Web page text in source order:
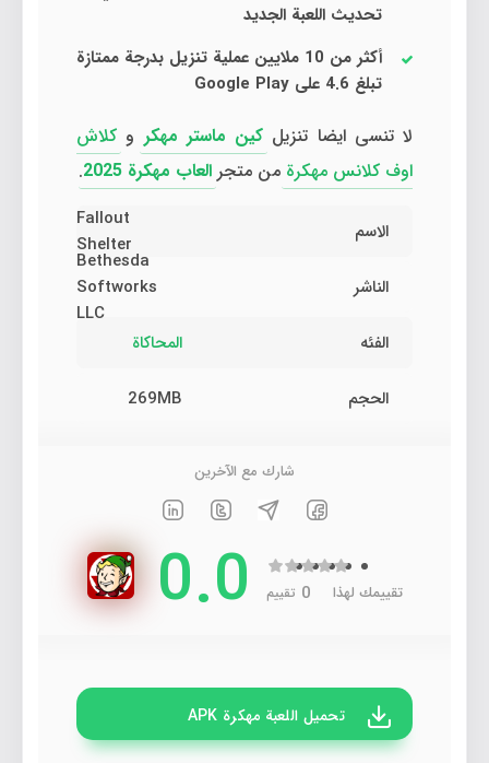
تحديث اللعبة الجديد
أكثر من 10 ملايين عملية تنزيل بدرجة ممتازة
تبلغ 4.6 على Google Play
لا تنسى ايضا تنزيل كين ماستر مهكر و كلاش
اوف كلانس مهكرة من متجر العاب مهكرة 2025 .
الاسم
Fallout
Shelter
الناشر
Bethesda
Softworks
LLC
الفئه
المحاكاة
الحجم 269MB
شارك مع الآخرين
تقييمك لهذا 0 تقييم 0.0
تحميل اللعبة مهكرة APK